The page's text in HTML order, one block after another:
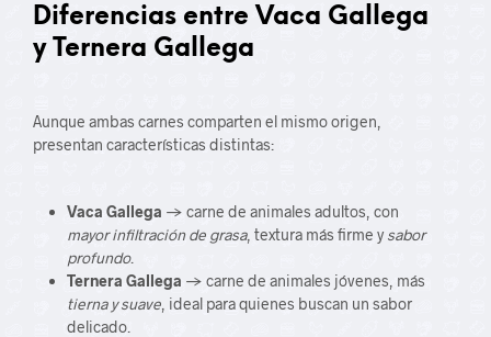
Diferencias entre Vaca Gallega
y Ternera Gallega
Aunque ambas carnes comparten el mismo origen,
presentan características distintas:
Vaca Gallega → carne de animales adultos, con
mayor infiltración de grasa, textura más firme y sabor
profundo.
Ternera Gallega → carne de animales jóvenes, más
tierna y suave, ideal para quienes buscan un sabor
delicado.